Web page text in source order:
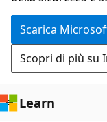
Scarica
Scopri di più su
Learn